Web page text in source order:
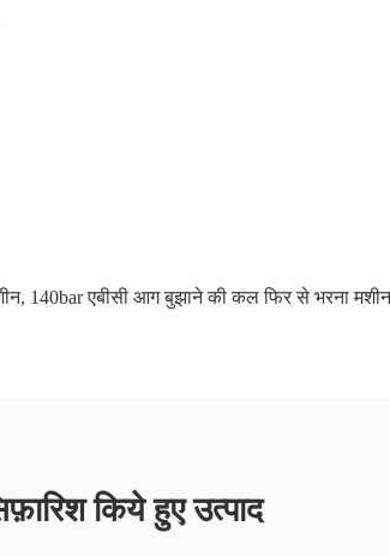
, 140bar एबीसी आग बुझाने की कल फिर से भरना मशीन
किये हुए उत्पाद